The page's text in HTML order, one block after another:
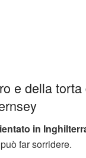
e della
in
far sorridere.